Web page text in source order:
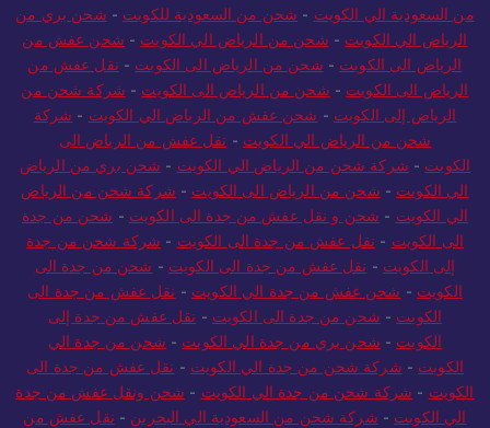
من السعودية الي الكويت - شحن من السعودية للكويت - شحن بري من
الرياض الي الكويت - شحن من الرياض الي الكويت - شحن عفش من
الرياض الى الكويت - شحن من الرياض الى الكويت - نقل عفش من
الرياض الى الكويت - شحن من الرياض الى الكويت - شركة شحن من
الرياض إلى الكويت - شحن عفش من الرياض الي الكويت - شركة
شحن من الرياض الي الكويت - نقل عفش من الرياض الى
الكويت - شركة شحن من الرياض الي الكويت - شحن بري من الرياض
الي الكويت - شحن من الرياض الى الكويت - شركة شحن من الرياض
الي الكويت - شحن و نقل عفش من جدة الى الكويت - شحن من جدة
الى الكويت - نقل عفش من جدة الى الكويت - شركة شحن من جدة
إلى الكويت - نقل عفش من جدة الى الكويت - شحن من جدة الى
الكويت - شحن عفش من جدة الي الكويت - نقل عفش من جدة الى
الكويت - شحن من جدة الى الكويت - نقل عفش من جدة إلى
الكويت - شحن بري من جدة الي الكويت - شحن من جدة الي
الكويت - شركة شحن من جدة الي الكويت - نقل عفش من جدة الى
الكويت - شركة شحن من جدة الي الكويت - شحن ونقل عفش من جدة
الي الكويت - شركة شحن من السعودية الي البحرين - نقل عفش من